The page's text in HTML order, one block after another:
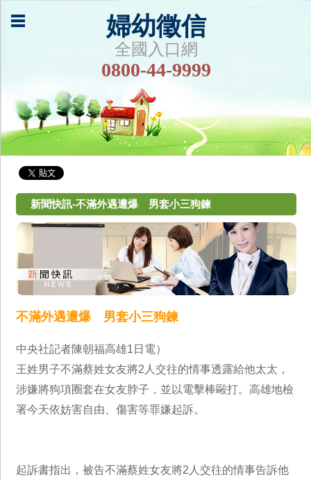
婦幼徵信
全國入口網
0800-44-9999
新聞快訊-不滿外遇遭爆 男套小三狗鍊
不滿外遇遭爆 男套小三狗鍊
中央社記者陳朝福高雄1日電）
王姓男子不滿蔡姓女友將2人交往的情事透露給他太太，
涉嫌將狗項圈套在女友脖子，並以電擊棒毆打。高雄地檢
署今天依妨害自由、傷害等罪嫌起訴。
起訴書指出，被告不滿蔡姓女友將2人交往的情事告訴他